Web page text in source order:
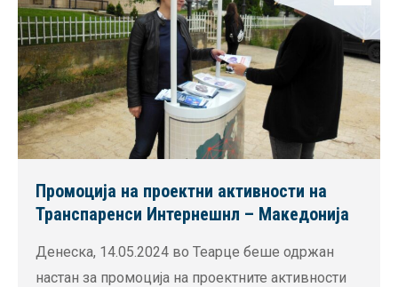
Промоција на проектни активности на
Транспаренси Интернешнл – Македонија
Денеска, 14.05.2024 во Теарце беше одржан
настан за промоција на проектните активности